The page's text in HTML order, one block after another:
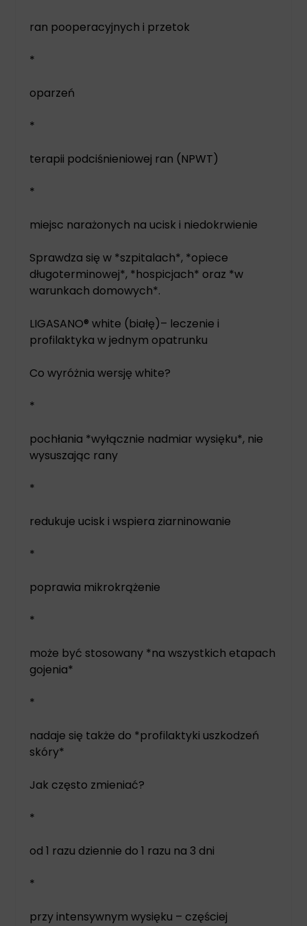
ran pooperacyjnych i przetok
*
oparzeń
*
terapii podciśnieniowej ran (NPWT)
*
miejsc narażonych na ucisk i niedokrwienie
Sprawdza się w *szpitalach*, *opiece
długoterminowej*, *hospicjach* oraz *w
warunkach domowych*.
LIGASANO® white (białę)– leczenie i
profilaktyka w jednym opatrunku
Co wyróżnia wersję white?
*
pochłania *wyłącznie nadmiar wysięku*, nie
wysuszając rany
*
redukuje ucisk i wspiera ziarninowanie
*
poprawia mikrokrążenie
*
może być stosowany *na wszystkich etapach
gojenia*
*
nadaje się także do *profilaktyki uszkodzeń
skóry*
Jak często zmieniać?
*
od 1 razu dziennie do 1 razu na 3 dni
*
przy intensywnym wysięku – częściej